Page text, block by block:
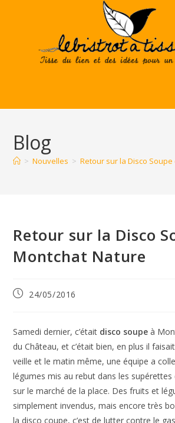
Blog
> Nouvelles > Retour sur la Disco
Retour sur la Disco
Montchat Nature
Publication
24/05/2016
Samedi dernier, c’était disco soupe à
du Château, et c’était bien, en plus il
veille et le matin même, une équipe a
légumes mis au rebut dans les supérettes
sur le marché de la place. Des fruits et
simplement invendus, mais encore très
la disco coupe, c’est de lutter contre le